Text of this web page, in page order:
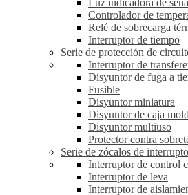
Luz indicadora de
Controlador de
Relé de sobrecarga
Interruptor de tiempo
Serie de protección de
Interruptor de
Disyuntor de fuga a
Fusible
Disyuntor miniatura
Disyuntor de caja
Disyuntor multiuso
Protector contra
Serie de zócalos de
Interruptor de control
Interruptor de leva
Interruptor de